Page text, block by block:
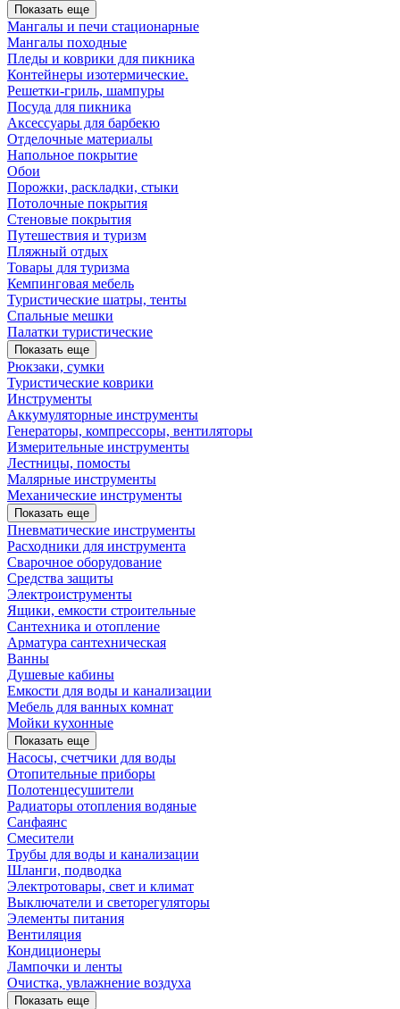
Показать еще
Мангалы и печи стационарные
Мангалы походные
Пледы и коврики для пикника
Контейнеры изотермические.
Решетки-гриль, шампуры
Посуда для пикника
Аксессуары для барбекю
Отделочные материалы
Напольное покрытие
Обои
Порожки, раскладки, стыки
Потолочные покрытия
Стеновые покрытия
Путешествия и туризм
Пляжный отдых
Товары для туризма
Кемпинговая мебель
Туристические шатры, тенты
Спальные мешки
Палатки туристические
Показать еще
Рюкзаки, сумки
Туристические коврики
Инструменты
Аккумуляторные инструменты
Генераторы, компрессоры, вентиляторы
Измерительные инструменты
Лестницы, помосты
Малярные инструменты
Механические инструменты
Показать еще
Пневматические инструменты
Расходники для инструмента
Сварочное оборудование
Средства защиты
Электроиструменты
Ящики, емкости строительные
Сантехника и отопление
Арматура сантехническая
Ванны
Душевые кабины
Емкости для воды и канализации
Мебель для ванных комнат
Мойки кухонные
Показать еще
Насосы, счетчики для воды
Отопительные приборы
Полотенцесушители
Радиаторы отопления водяные
Санфаянс
Смесители
Трубы для воды и канализации
Шланги, подводка
Электротовары, свет и климат
Выключатели и светорегуляторы
Элементы питания
Вентиляция
Кондиционеры
Лампочки и ленты
Очистка, увлажнение воздуха
Показать еще